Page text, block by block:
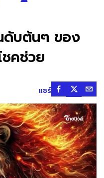
ดับต้นๆ ของ
คช่วย
แชร์